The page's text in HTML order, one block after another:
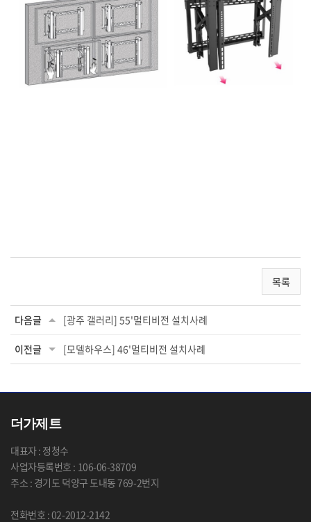
목록
다음글 [광주 갤러리] 55'멀티비전 설치사례
이전글 [모델하우스] 46'멀티비전 설치사례
더가제트
대표자 : 정청수
사업자등록번호 : 106-06-38709
주소 : 경기도 덕양구 도내동 769-2번지
전화번호 : 02-2012-2142